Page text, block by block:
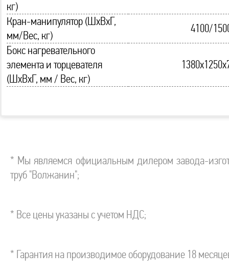
кг)
Кран-манипулятор (ШхВхГ,
мм/Вес, кг)
4100/
Бокс нагревательного
элемента и торцевателя
(ШхВхГ, мм / Вес, кг)
* Мы являемся официальным дилером завода-
труб "Волжанин";
* Все цены указаны с учетом НДС;
* Гарантия на производимое оборудование 18